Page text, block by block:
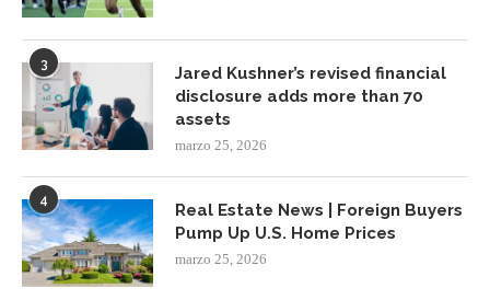
3
Jared Kushner’s revised financial
disclosure adds more than 70
assets
marzo 25, 2026
4
Real Estate News | Foreign Buyers
Pump Up U.S. Home Prices
marzo 25, 2026